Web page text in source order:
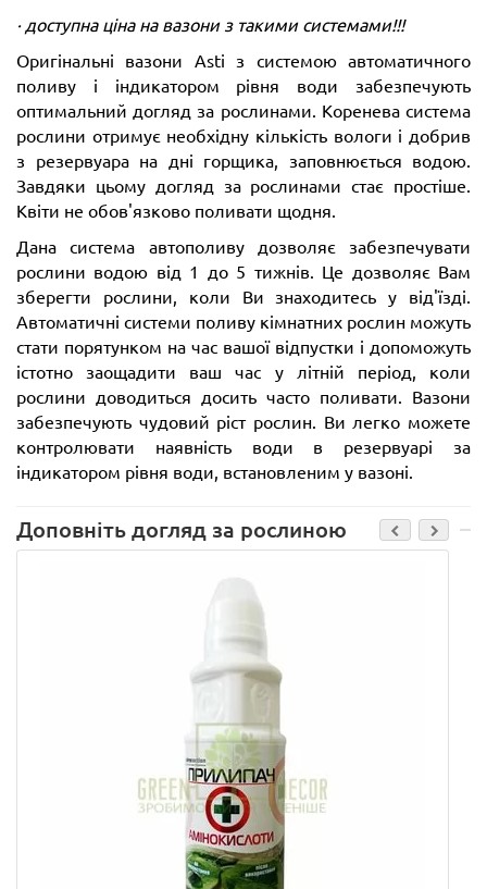
· доступна ціна на вазони з такими системами!!!
Оригінальні вазони Asti з системою автоматичного
поливу і індикатором рівня води забезпечують
оптимальний догляд за рослинами. Коренева система
рослини отримує необхідну кількість вологи і добрив
з резервуара на дні горщика, заповнюється водою.
Завдяки цьому догляд за рослинами стає простіше.
Квіти не обов'язково поливати щодня.
Дана система автополиву дозволяє забезпечувати
рослини водою від 1 до 5 тижнів. Це дозволяє Вам
зберегти рослини, коли Ви знаходитесь у від'їзді.
Автоматичні системи поливу кімнатних рослин можуть
стати порятунком на час вашої відпустки і допоможуть
істотно заощадити ваш час у літній період, коли
рослини доводиться досить часто поливати. Вазони
забезпечують чудовий ріст рослин. Ви легко можете
контролювати наявність води в резервуарі за
індикатором рівня води, встановленим у вазоні.
Доповніть догляд за рослиною